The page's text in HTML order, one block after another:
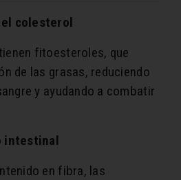
colesterol
fitoesteroles, que
de las grasas, reduciendo
y ayudando a combatir
intestinal
en fibra, las